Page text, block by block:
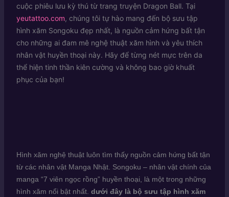
cuộc phiêu lưu kỳ thú từ trang truyện Dragon Ball. Tại
yeutattoo.com, chúng tôi tự hào mang đến bộ sưu tập
hình xăm Songoku đẹp nhất, là nguồn cảm hứng bất tận
cho những ai đam mê nghệ thuật xăm hình và yêu thích
nhân vật huyền thoại này. Hãy để từng nét mực trên da
thể hiện tinh thần kiên cường và không bao giờ khuất
phục của bạn!
Hình xăm nghệ thuật luôn tìm thấy nguồn cảm hứng bất tận
từ các nhân vật Manga Nhật. Songoku – nhân vật chính của
manga “7 viên ngọc rồng” huyền thoại, là một trong những
hình xăm nổi bật nhất. dưới đây là bộ sưu tập hình xăm